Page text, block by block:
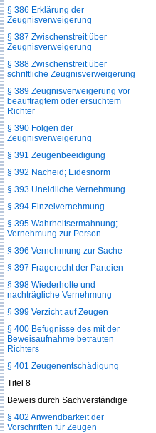
§ 386 Erklärung der
Zeugnisverweigerung
§ 387 Zwischenstreit über
Zeugnisverweigerung
§ 388 Zwischenstreit über
schriftliche Zeugnisverweigerung
§ 389 Zeugnisverweigerung vor
beauftragtem oder ersuchtem
Richter
§ 390 Folgen der
Zeugnisverweigerung
§ 391 Zeugenbeeidigung
§ 392 Nacheid; Eidesnorm
§ 393 Uneidliche Vernehmung
§ 394 Einzelvernehmung
§ 395 Wahrheitsermahnung;
Vernehmung zur Person
§ 396 Vernehmung zur Sache
§ 397 Fragerecht der Parteien
§ 398 Wiederholte und
nachträgliche Vernehmung
§ 399 Verzicht auf Zeugen
§ 400 Befugnisse des mit der
Beweisaufnahme betrauten
Richters
§ 401 Zeugenentschädigung
Titel 8
Beweis durch Sachverständige
§ 402 Anwendbarkeit der
Vorschriften für Zeugen